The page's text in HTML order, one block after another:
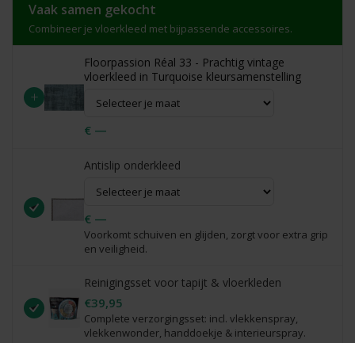
Vaak samen gekocht
Combineer je vloerkleed met bijpassende accessoires.
+
Floorpassion Réal 33 - Prachtig vintage
vloerkleed in Turquoise kleursamenstelling
€ —
Antislip onderkleed
€ —
Voorkomt schuiven en glijden, zorgt voor extra grip
en veiligheid.
Reinigingsset voor tapijt & vloerkleden
€39,95
Complete verzorgingsset: incl. vlekkenspray,
vlekkenwonder, handdoekje & interieurspray.